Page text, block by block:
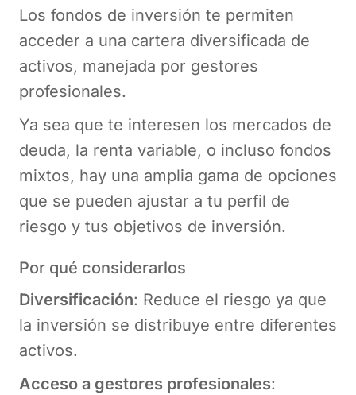
Los fondos de inversión te permiten
acceder a una cartera diversificada de
activos, manejada por gestores
profesionales.
Ya sea que te interesen los mercados de
deuda, la renta variable, o incluso fondos
mixtos, hay una amplia gama de opciones
que se pueden ajustar a tu perfil de
riesgo y tus objetivos de inversión.
Por qué considerarlos
Diversificación: Reduce el riesgo ya que
la inversión se distribuye entre diferentes
activos.
Acceso a gestores profesionales: